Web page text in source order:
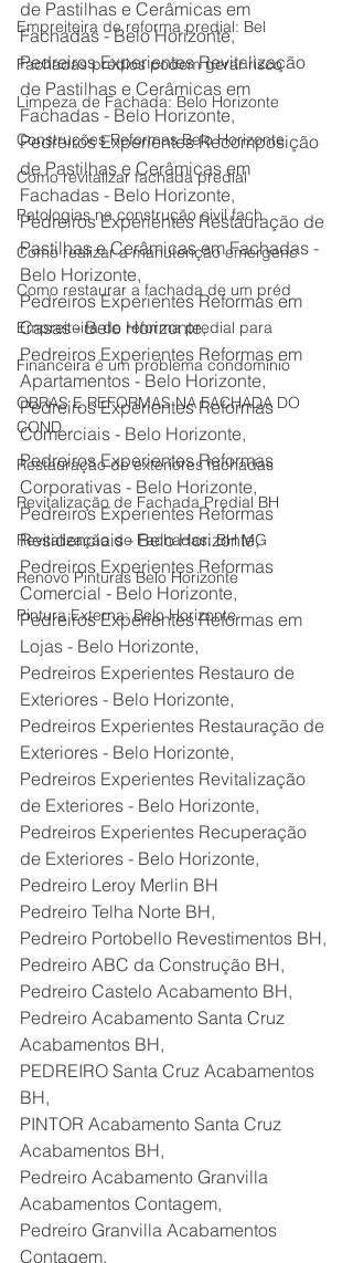
Empreiteira de reforma predial: Bel
Fachadas prédios podem gerar risco
Limpeza de Fachada: Belo Horizonte
Construções Reformas Belo Horizonte
Como revitalizar fachada predial
Patologias na construção civil fach
Como realizar a manutenção emergenc
Como restaurar a fachada de um préd
Empreiteira de reforma predial para
Financeira é um problema condomínio
OBRAS E REFORMAS NA FACHADA DO
COND
Restauração de exteriores fachadas
Revitalização de Fachada Predial BH
Revitalização de Fachadas: BH MG
Renovo Pinturas Belo Horizonte
Pintura Externa: Belo Horizonte
de Pastilhas e Cerâmicas em
Fachadas - Belo Horizonte,
Pedreiros Experientes Revitalização
de Pastilhas e Cerâmicas em
Fachadas - Belo Horizonte,
Pedreiros Experientes Recomposição
de Pastilhas e Cerâmicas em
Fachadas - Belo Horizonte,
Pedreiros Experientes Restauração de
Pastilhas e Cerâmicas em Fachadas -
Belo Horizonte,
Pedreiros Experientes Reformas em
Casas - Belo Horizonte,
Pedreiros Experientes Reformas em
Apartamentos - Belo Horizonte,
Pedreiros Experientes Reformas
Comerciais - Belo Horizonte,
Pedreiros Experientes Reformas
Corporativas - Belo Horizonte,
Pedreiros Experientes Reformas
Residenciais - Belo Horizonte,
Pedreiros Experientes Reformas
Comercial - Belo Horizonte,
Pedreiros Experientes Reformas em
Lojas - Belo Horizonte,
Pedreiros Experientes Restauro de
Exteriores - Belo Horizonte,
Pedreiros Experientes Restauração de
Exteriores - Belo Horizonte,
Pedreiros Experientes Revitalização
de Exteriores - Belo Horizonte,
Pedreiros Experientes Recuperação
de Exteriores - Belo Horizonte,
Pedreiro Leroy Merlin BH
Pedreiro Telha Norte BH,
Pedreiro Portobello Revestimentos BH,
Pedreiro ABC da Construção BH,
Pedreiro Castelo Acabamento BH,
Pedreiro Acabamento Santa Cruz
Acabamentos BH,
PEDREIRO Santa Cruz Acabamentos
BH,
PINTOR Acabamento Santa Cruz
Acabamentos BH,
Pedreiro Acabamento Granvilla
Acabamentos Contagem,
Pedreiro Granvilla Acabamentos
Contagem,